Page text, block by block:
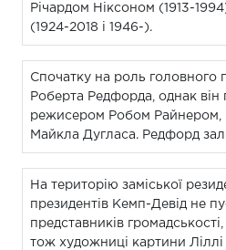
Річардом Ніксоном (1913-
(1924-2018 і 1946-).
Спочатку на роль головного
Роберта Редфорда, однак він
режисером Робом Райнером,
Майкла Дугласа. Редфорд
На територію заміської
президентів Кемп-Девід не
представників громадськості,
тож художниці картини Ліллі